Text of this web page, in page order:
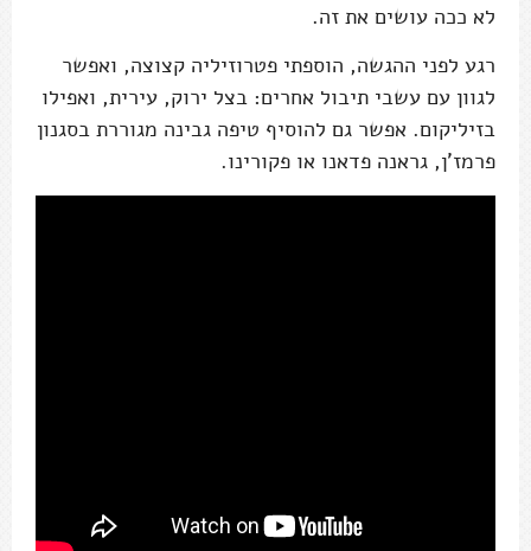
לא ככה עושים את זה.
רגע לפני ההגשה, הוספתי פטרוזיליה קצוצה, ואפשר
לגוון עם עשבי תיבול אחרים: בצל ירוק, עירית, ואפילו
בזיליקום. אפשר גם להוסיף טיפה גבינה מגוררת בסגנון
פרמז'ן, גראנה פדאנו או פקורינו.